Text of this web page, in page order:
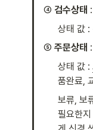
④ 검수상태
상태 값 :
⑤ 주문상태
상태 값 :
품완료,
보류, 보
필요한